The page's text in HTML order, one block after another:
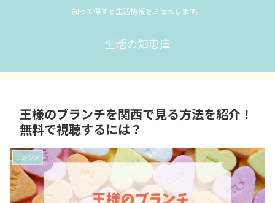
知って得する生活情報をお伝えします。
生活の知恵庫
王様のブランチを関西で見る方法を紹介！
無料で視聴するには？
エンタメ